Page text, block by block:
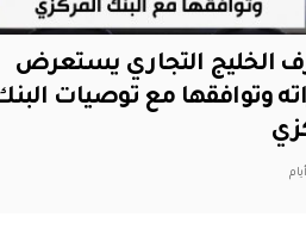
الخليج التجاري يستعرض
وتوافقها مع توصيات